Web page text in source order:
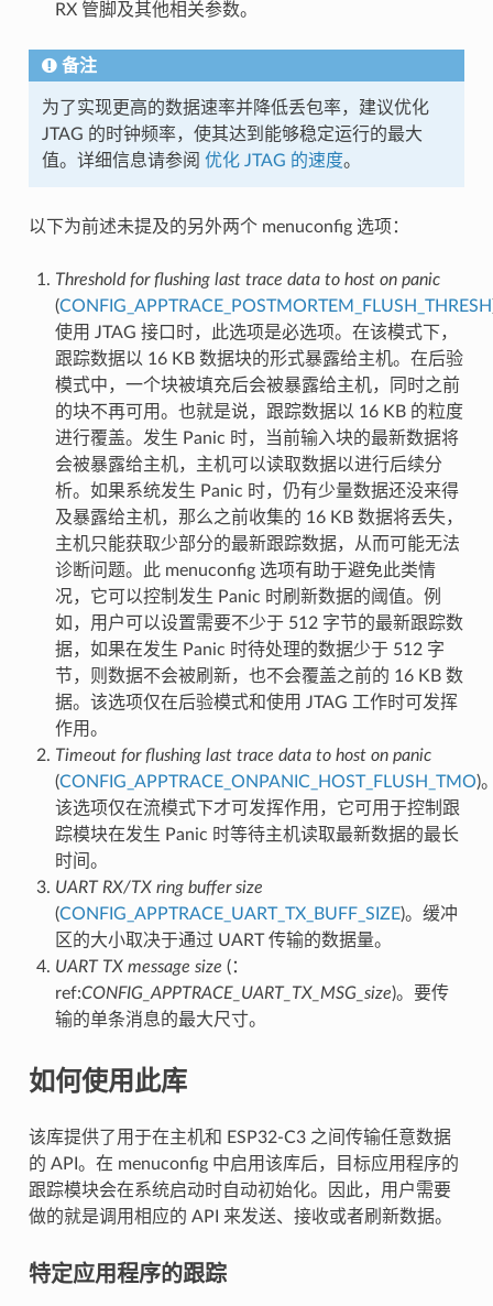
RX 管脚及其他相关参数。
备注
为了实现更高的数据速率并降低丢包率，建议优化
JTAG 的时钟频率，使其达到能够稳定运行的最大
值。详细信息请参阅 优化 JTAG 的速度。
以下为前述未提及的另外两个 menuconfig 选项：
Threshold for flushing last trace data to host on panic
(CONFIG_APPTRACE_POSTMORTEM_FLUSH_THRESH
使用 JTAG 接口时，此选项是必选项。在该模式下，
跟踪数据以 16 KB 数据块的形式暴露给主机。在后验
模式中，一个块被填充后会被暴露给主机，同时之前
的块不再可用。也就是说，跟踪数据以 16 KB 的粒度
进行覆盖。发生 Panic 时，当前输入块的最新数据将
会被暴露给主机，主机可以读取数据以进行后续分
析。如果系统发生 Panic 时，仍有少量数据还没来得
及暴露给主机，那么之前收集的 16 KB 数据将丢失，
主机只能获取少部分的最新跟踪数据，从而可能无法
诊断问题。此 menuconfig 选项有助于避免此类情
况，它可以控制发生 Panic 时刷新数据的阈值。例
如，用户可以设置需要不少于 512 字节的最新跟踪数
据，如果在发生 Panic 时待处理的数据少于 512 字
节，则数据不会被刷新，也不会覆盖之前的 16 KB 数
据。该选项仅在后验模式和使用 JTAG 工作时可发挥
作用。
Timeout for flushing last trace data to host on panic
(CONFIG_APPTRACE_ONPANIC_HOST_FLUSH_TMO)
该选项仅在流模式下才可发挥作用，它可用于控制跟
踪模块在发生 Panic 时等待主机读取最新数据的最长
时间。
UART RX/TX ring buffer size
(CONFIG_APPTRACE_UART_TX_BUFF_SIZE)。缓冲
区的大小取决于通过 UART 传输的数据量。
UART TX message size (：
ref:CONFIG_APPTRACE_UART_TX_MSG_size)。要传
输的单条消息的最大尺寸。
如何使用此库
该库提供了用于在主机和 ESP32-C3 之间传输任意数据
的 API。在 menuconfig 中启用该库后，目标应用程序的
跟踪模块会在系统启动时自动初始化。因此，用户需要
做的就是调用相应的 API 来发送、接收或者刷新数据。
特定应用程序的跟踪